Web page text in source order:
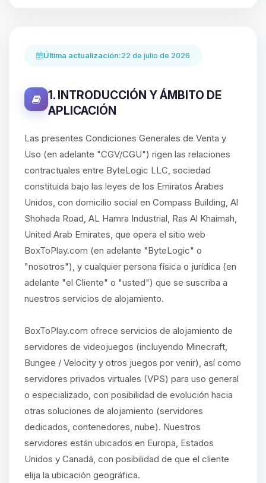
Última actualización:22 de julio de 2026
1. INTRODUCCIÓN Y ÁMBITO DE
APLICACIÓN
Las presentes Condiciones Generales de Venta y
Uso (en adelante "CGV/CGU") rigen las relaciones
contractuales entre ByteLogic LLC, sociedad
constituida bajo las leyes de los Emiratos Árabes
Unidos, con domicilio social en Compass Building, Al
Shohada Road, AL Hamra Industrial, Ras Al Khaimah,
United Arab Emirates, que opera el sitio web
BoxToPlay.com (en adelante "ByteLogic" o
"nosotros"), y cualquier persona física o jurídica (en
adelante "el Cliente" o "usted") que se suscriba a
nuestros servicios de alojamiento.
BoxToPlay.com ofrece servicios de alojamiento de
servidores de videojuegos (incluyendo Minecraft,
Bungee / Velocity y otros juegos por venir), así como
servidores privados virtuales (VPS) para uso general
o especializado, con posibilidad de evolución hacia
otras soluciones de alojamiento (servidores
dedicados, contenedores, nube). Nuestros
servidores están ubicados en Europa, Estados
Unidos y Canadá, con posibilidad de que el cliente
elija la ubicación geográfica.